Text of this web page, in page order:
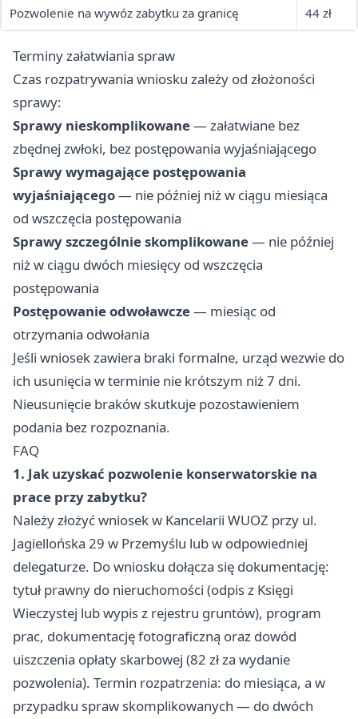
Pozwolenie na wywóz zabytku za granicę 44 zł
Terminy załatwiania spraw
Czas rozpatrywania wniosku zależy od złożoności
sprawy:
Sprawy nieskomplikowane— załatwiane bez
zbędnej zwłoki, bez postępowania wyjaśniającego
Sprawy wymagające postępowania
wyjaśniającego— nie później niż w ciągu miesiąca
od wszczęcia postępowania
Sprawy szczególnie skomplikowane— nie później
niż w ciągu dwóch miesięcy od wszczęcia
postępowania
Postępowanie odwoławcze— miesiąc od
otrzymania odwołania
Jeśli wniosek zawiera braki formalne, urząd wezwie do
ich usunięcia w terminie nie krótszym niż 7 dni.
Nieusunięcie braków skutkuje pozostawieniem
podania bez rozpoznania.
FAQ
1. Jak uzyskać pozwolenie konserwatorskie na
prace przy zabytku?
Należy złożyć wniosek w Kancelarii WUOZ przy ul.
Jagiellońska 29 w Przemyślu lub w odpowiedniej
delegaturze. Do wniosku dołącza się dokumentację:
tytuł prawny do nieruchomości (odpis z Księgi
Wieczystej lub wypis z rejestru gruntów), program
prac, dokumentację fotograficzną oraz dowód
uiszczenia opłaty skarbowej (82 zł za wydanie
pozwolenia). Termin rozpatrzenia: do miesiąca, a w
przypadku spraw skomplikowanych — do dwóch